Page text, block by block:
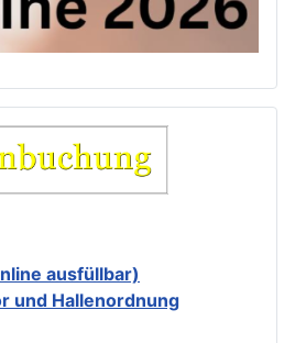
ausfüllbar)
und Hallenordnung